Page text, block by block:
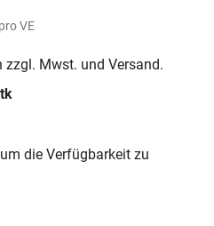
pro VE
zzgl. Mwst. und Versand.
die Verfügbarkeit zu